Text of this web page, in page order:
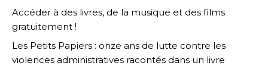
Accéder à des livres, de la musique et des films
gratuitement !
Les Petits Papiers : onze ans de lutte contre les
violences administratives racontés dans un livre